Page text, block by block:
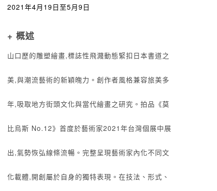
2021年4月19日至5月9日
+ 概述
山口歷的雕塑繪畫,標誌性飛濺動態緊扣日本書道之
美,與潮流藝術的新穎魄力。創作者風格兼容旅美多
年,吸取地方街頭文化與當代繪畫之研究。拍品《莫
比烏斯 No.12》首度於藝術家2021年台灣個展中展
出,氣勢恢弘線條流暢。完整呈現藝術家內化不同文
化載體,開創屬於自身的獨特表現。在技法、形式、